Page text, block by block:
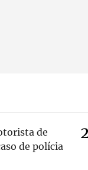
de
de polícia